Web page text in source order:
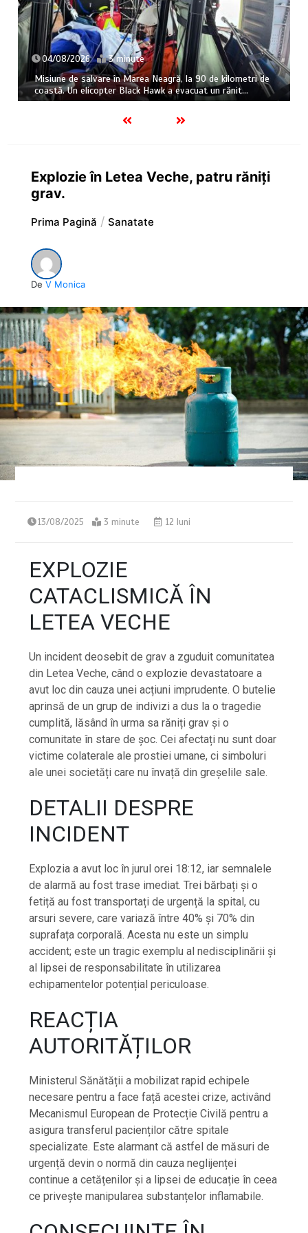
04/08/2026 3 minute
Misiune de salvare în Marea Neagră, la 90 de kilometri de
coastă. Un elicopter Black Hawk a evacuat un rănit…
Explozie în Letea Veche, patru răniți
grav.
Prima Pagină Sanatate
De V Monica
13/08/2025 3 minute 12 luni
EXPLOZIE
CATACLISMICĂ ÎN
LETEA VECHE
Un incident deosebit de grav a zguduit comunitatea
din Letea Veche, când o explozie devastatoare a
avut loc din cauza unei acțiuni imprudente. O butelie
aprinsă de un grup de indivizi a dus la o tragedie
cumplită, lăsând în urma sa răniți grav și o
comunitate în stare de șoc. Cei afectați nu sunt doar
victime colaterale ale prostiei umane, ci simboluri
ale unei societăți care nu învață din greșelile sale.
DETALII DESPRE
INCIDENT
Explozia a avut loc în jurul orei 18:12, iar semnalele
de alarmă au fost trase imediat. Trei bărbați și o
fetiță au fost transportați de urgență la spital, cu
arsuri severe, care variază între 40% și 70% din
suprafața corporală. Acesta nu este un simplu
accident; este un tragic exemplu al nedisciplinării și
al lipsei de responsabilitate în utilizarea
echipamentelor potențial periculoase.
REACȚIA
AUTORITĂȚILOR
Ministerul Sănătății a mobilizat rapid echipele
necesare pentru a face față acestei crize, activând
Mecanismul European de Protecție Civilă pentru a
asigura transferul pacienților către spitale
specializate. Este alarmant că astfel de măsuri de
urgență devin o normă din cauza neglijenței
continue a cetățenilor și a lipsei de educație în ceea
ce privește manipularea substanțelor inflamabile.